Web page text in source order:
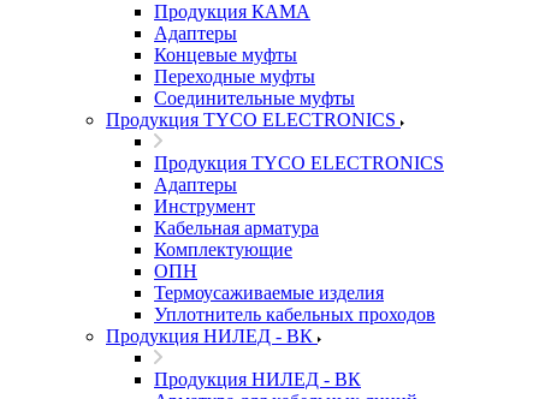
Продукция КАМА
Адаптеры
Концевые муфты
Переходные муфты
Соединительные муфты
Продукция TYCO ELECTRONICS
Продукция TYCO ELECTRONICS
Адаптеры
Инструмент
Кабельная арматура
Комплектующие
ОПН
Термоусаживаемые изделия
Уплотнитель кабельных проходов
Продукция НИЛЕД - ВК
Продукция НИЛЕД - ВК